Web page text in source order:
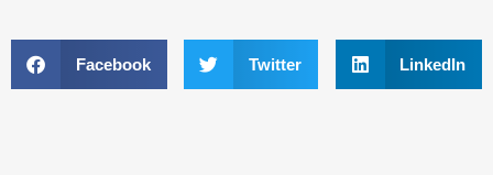
Facebook Twitter LinkedIn